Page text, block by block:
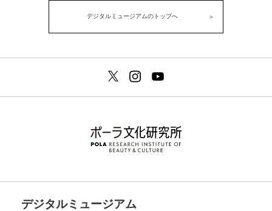
デジタルミュージアムのトップへ
デジタルミュージアム